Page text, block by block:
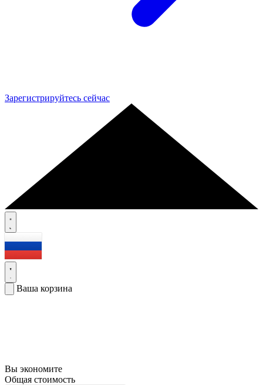
Зарегистрируйтесь сейчас
Ваша корзина
Вы экономите
Общая стоимость